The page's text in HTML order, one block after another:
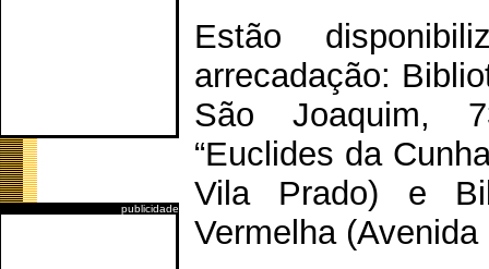
publicidade
Estão
arrecadação:
São Joaquim,
“Euclides da
Vila Prado) e
Vermelha